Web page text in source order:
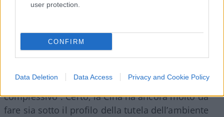
user protection.
CONFIRM
Data Deletion Data Access Privacy and Cookie Policy
vantaggi di diversificazione derivanti
dall’inserimento in un portafoglio obbligazionario
dovrebbe ridurre la volatilità del portafoglio
complessivo”. Certo, la Cina ha ancora molto da
fare sia sotto il profilo della tutela dell’ambiente